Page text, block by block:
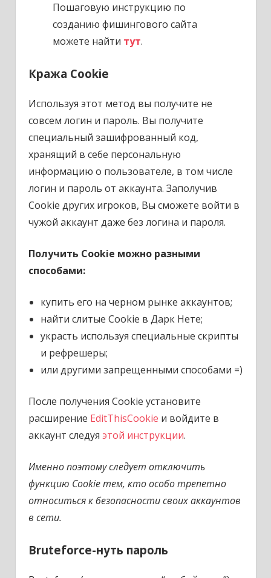
Пошаговую инструкцию по
созданию фишингового сайта
можете найти тут.
Кража Cookie
Используя этот метод вы получите не
совсем логин и пароль. Вы получите
специальный зашифрованный код,
хранящий в себе персональную
информацию о пользователе, в том числе
логин и пароль от аккаунта. Заполучив
Cookie других игроков, Вы сможете войти в
чужой аккаунт даже без логина и пароля.
Получить Cookie можно разными
способами:
купить его на черном рынке аккаунтов;
найти слитые Cookie в Дарк Нете;
украсть используя специальные скрипты
и рефрешеры;
или другими запрещенными способами =)
После получения Cookie установите
расширение EditThisCookie и войдите в
аккаунт следуя этой инструкции.
Именно поэтому следует отключить
функцию Cookie тем, кто особо трепетно
относиться к безопасности своих аккаунтов
в сети.
Bruteforce-нуть пароль